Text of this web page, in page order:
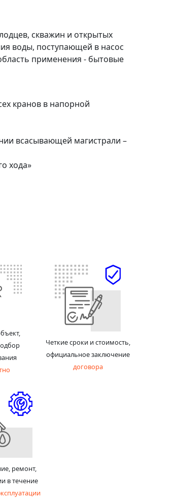
скважин и открытых
воды, поступающей в насос
применения - бытовые
кранов в напорной
всасывающей магистрали –
хода»
Четкие сроки и стоимость,
официальное заключение
договора
ремонт,
в течение